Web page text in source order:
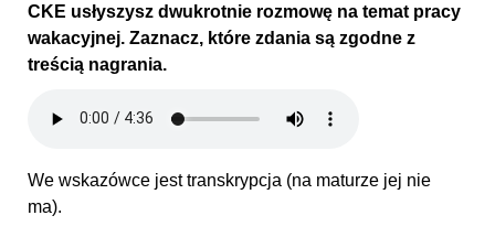
CKE usłyszysz dwukrotnie rozmowę na temat pracy
wakacyjnej. Zaznacz, które zdania są zgodne z
treścią nagrania.
We wskazówce jest transkrypcja (na maturze jej nie
ma).